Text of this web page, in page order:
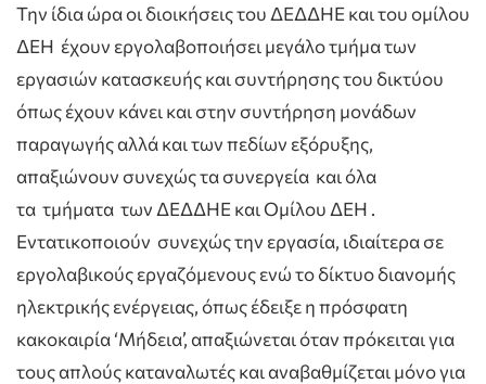
Την ίδια ώρα οι διοικήσεις του ΔΕΔΔΗΕ και του ομίλου
ΔΕΗ έχουν εργολαβοποιήσει μεγάλο τμήμα των
εργασιών κατασκευής και συντήρησης του δικτύου
όπως έχουν κάνει και στην συντήρηση μονάδων
παραγωγής αλλά και των πεδίων εξόρυξης,
απαξιώνουν συνεχώς τα συνεργεία και όλα
τα τμήματα των ΔΕΔΔΗΕ και Ομίλου ΔΕΗ .
Εντατικοποιούν συνεχώς την εργασία, ιδιαίτερα σε
εργολαβικούς εργαζόμενους ενώ το δίκτυο διανομής
ηλεκτρικής ενέργειας, όπως έδειξε η πρόσφατη
κακοκαιρία ‘Μήδεια’, απαξιώνεται όταν πρόκειται για
τους απλούς καταναλωτές και αναβαθμίζεται μόνο για